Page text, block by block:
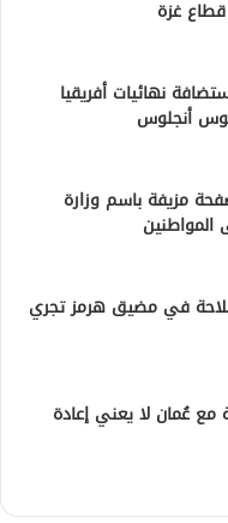
غزة
نهائيات أفريقيا
لوس أنجلوس
مزيفة باسم وزارة
المواطنين
في مضيق هرمز تجري
مع عُمان لا يعني إعادة